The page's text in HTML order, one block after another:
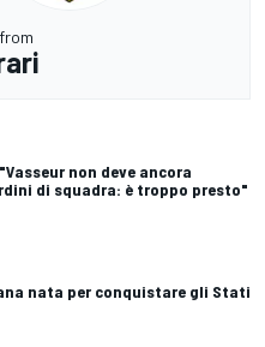
non deve ancora
di squadra: è troppo presto"
nata per conquistare gli Stati